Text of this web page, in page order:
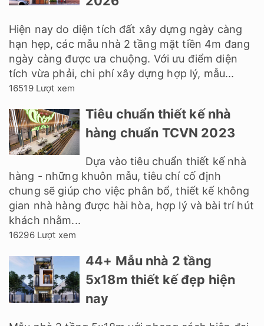
Hiện nay do diện tích đất xây dựng ngày càng
hạn hẹp, các mẫu nhà 2 tầng mặt tiền 4m đang
ngày càng được ưa chuộng. Với ưu điểm diện
tích vừa phải, chi phí xây dựng hợp lý, mẫu...
16519 Lượt xem
Tiêu chuẩn thiết kế nhà
hàng chuẩn TCVN 2023
Dựa vào tiêu chuẩn thiết kế nhà
hàng - những khuôn mẫu, tiêu chí cố định
chung sẽ giúp cho việc phân bổ, thiết kế không
gian nhà hàng được hài hòa, hợp lý và bài trí hút
khách nhằm...
16296 Lượt xem
44+ Mẫu nhà 2 tầng
5x18m thiết kế đẹp hiện
nay